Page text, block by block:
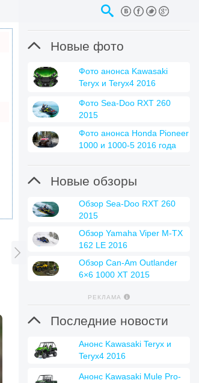

 Новые фото
Фото анонса Kawasaki
Teryx и Teryx4 2016
Фото Sea-Doo RXT 260
2015
Фото анонса Honda Pioneer
1000 и 1000-5 2016 года
 Новые обзоры
Обзор Sea-Doo RXT 260
2015
Обзор Yamaha Viper M-TX
162 LE 2016
Обзор Can-Am Outlander
6×6 1000 XT 2015
РЕКЛАМА
 Последние новости
Анонс Kawasaki Teryx и
Teryx4 2016
Анонс Kawasaki Mule Pro-